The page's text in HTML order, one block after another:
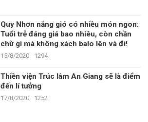
Quy Nhơn nắng gió có nhiều món ngon:
Tuổi trẻ đáng giá bao nhiêu, còn chần
chừ gì mà không xách balo lên và đi!
15/8/2020 1294
Thiền viện Trúc lâm An Giang sẽ là điểm
đến lí tưởng
17/8/2020 1252